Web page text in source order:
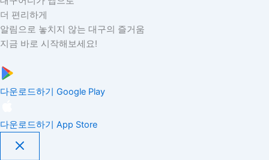
더 편리하게
알림으로 놓치지 않는 대구의 즐거움
지금 바로 시작해보세요!
다운로드하기 Google Play
다운로드하기 App Store